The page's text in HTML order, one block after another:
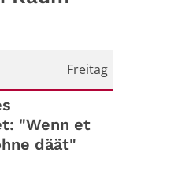
Freitag
"Wenn et
däät"